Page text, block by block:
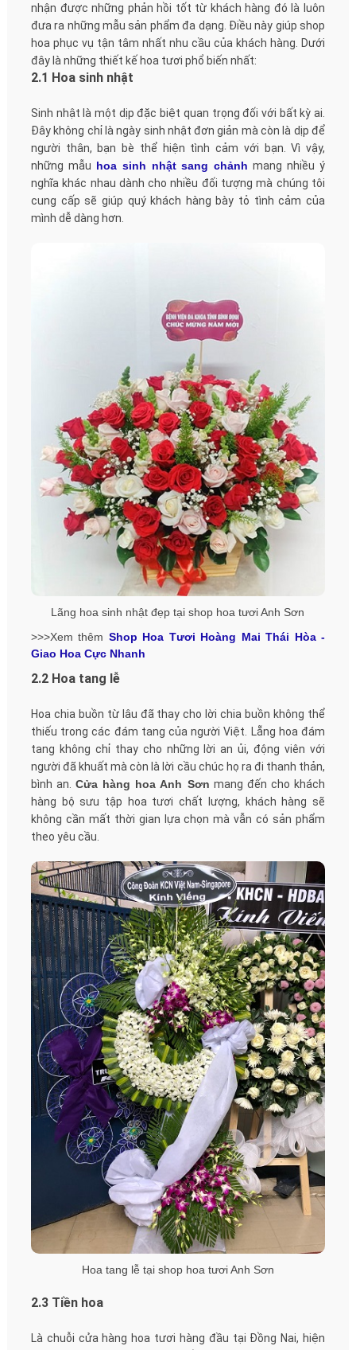
nhận được những phản hồi tốt từ khách hàng đó là luôn
đưa ra những mẫu sản phẩm đa dạng. Điều này giúp shop
hoa phục vụ tận tâm nhất nhu cầu của khách hàng. Dưới
đây là những thiết kế hoa tươi phổ biến nhất:
2.1 Hoa sinh nhật
Sinh nhật là một dịp đặc biệt quan trọng đối với bất kỳ ai.
Đây không chỉ là ngày sinh nhật đơn giản mà còn là dịp để
người thân, bạn bè thể hiện tình cảm với bạn. Vì vậy,
những mẫu hoa sinh nhật sang chảnh mang nhiều ý
nghĩa khác nhau dành cho nhiều đối tượng mà chúng tôi
cung cấp sẽ giúp quý khách hàng bày tỏ tình cảm của
mình dễ dàng hơn.
Lãng hoa sinh nhật đẹp tại shop hoa tươi Anh Sơn
>>>Xem thêm Shop Hoa Tươi Hoàng Mai Thái Hòa -
Giao Hoa Cực Nhanh
2.2 Hoa tang lễ
Hoa chia buồn từ lâu đã thay cho lời chia buồn không thể
thiếu trong các đám tang của người Việt. Lẵng hoa đám
tang không chỉ thay cho những lời an ủi, động viên với
người đã khuất mà còn là lời cầu chúc họ ra đi thanh thản,
bình an.Cửa hàng hoa Anh Sơn mang đến cho khách
hàng bộ sưu tập hoa tươi chất lượng, khách hàng sẽ
không cần mất thời gian lựa chọn mà vẫn có sản phẩm
theo yêu cầu.
Hoa tang lễ tại shop hoa tươi Anh Sơn
2.3 Tiền hoa
Là chuỗi cửa hàng hoa tươi hàng đầu tại Đồng Nai, hiện